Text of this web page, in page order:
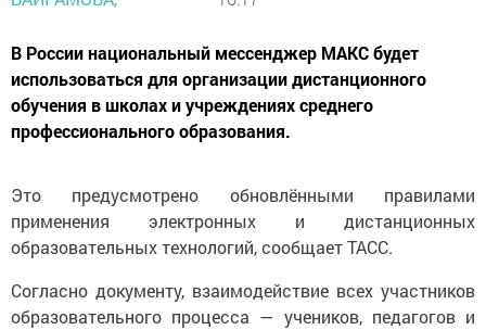
В России национальный мессенджер МАКС будет
использоваться для организации дистанционного
обучения в школах и учреждениях среднего
профессионального образования.
Это предусмотрено обновлёнными правилами
применения электронных и дистанционных
образовательных технологий, сообщает ТАСС.
Согласно документу, взаимодействие всех участников
образовательного процесса — учеников, педагогов и